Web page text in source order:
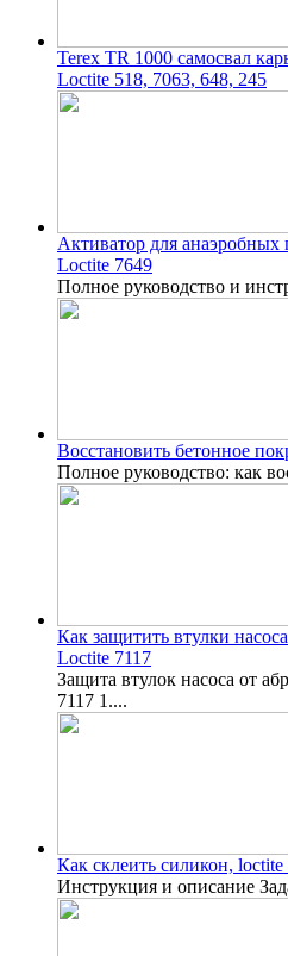
Terex TR 1000 самосвал
Loctite 518, 7063, 648, 245
Активатор для
Loctite 7649
Полное руководство и
Восстановить бетонное
Полное руководство: как
Как защитить втулки
Loctite 7117
Защита втулок насоса от
7117 1....
Как склеить силикон,
Инструкция и описание